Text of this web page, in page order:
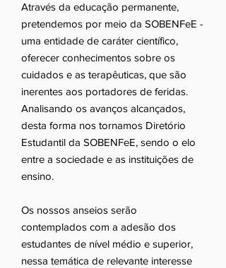
Através da educação permanente,
pretendemos por meio da SOBENFeE -
uma entidade de caráter científico,
oferecer conhecimentos sobre os
cuidados e as terapêuticas, que são
inerentes aos portadores de feridas.
Analisando os avanços alcançados,
desta forma nos tornamos Diretório
Estudantil da SOBENFeE, sendo o elo
entre a sociedade e as instituições de
ensino.
Os nossos anseios serão
contemplados com a adesão dos
estudantes de nível médio e superior,
nessa temática de relevante interesse